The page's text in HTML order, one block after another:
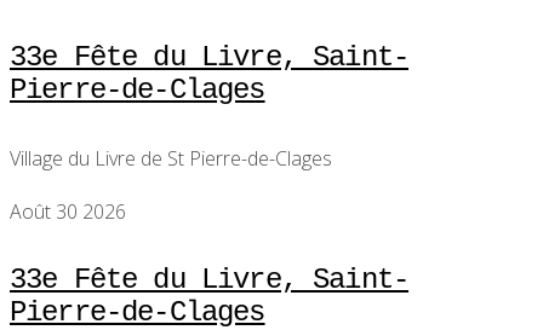
33e Fête du Livre, Saint-
Pierre-de-Clages
Village du Livre de St Pierre-de-Clages
Août 30 2026
33e Fête du Livre, Saint-
Pierre-de-Clages